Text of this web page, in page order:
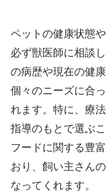
ペットの健康状態
必ず獣医師に相談
の病歴や現在の健
個々のニーズに合
れます。特に、療
指導のもとで選ぶ
フードに関する豊
おり、飼い主さん
なってくれます。